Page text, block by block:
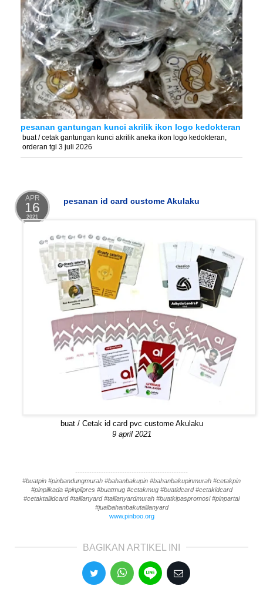
pesanan gantungan kunci akrilik ikon logo kedokteran
buat / cetak gantungan kunci akrilik aneka ikon logo kedokteran,
orderan tgl 3 juli 2026
APR
16
2021
pesanan id card custome Akulaku
buat / Cetak id card pvc custome Akulaku
9 april 2021
------------------------------------------------
#buatpin #pinbandungmurah #bahanbakupin #bahanbakupinmurah #cetakpin
#pinpilkada #pinpilpres #buatmug #cetakmug #buatidcard #cetakidcard
#cetaktaliidcard #talilanyard #talilanyardmurah #buatkipaspromosi #pinpartai
#jualbahanbakutalilanyard
www.pinboo.org
BAGIKAN ARTIKEL INI